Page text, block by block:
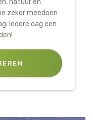
natuur en
zeker meedoen
Iedere dag een